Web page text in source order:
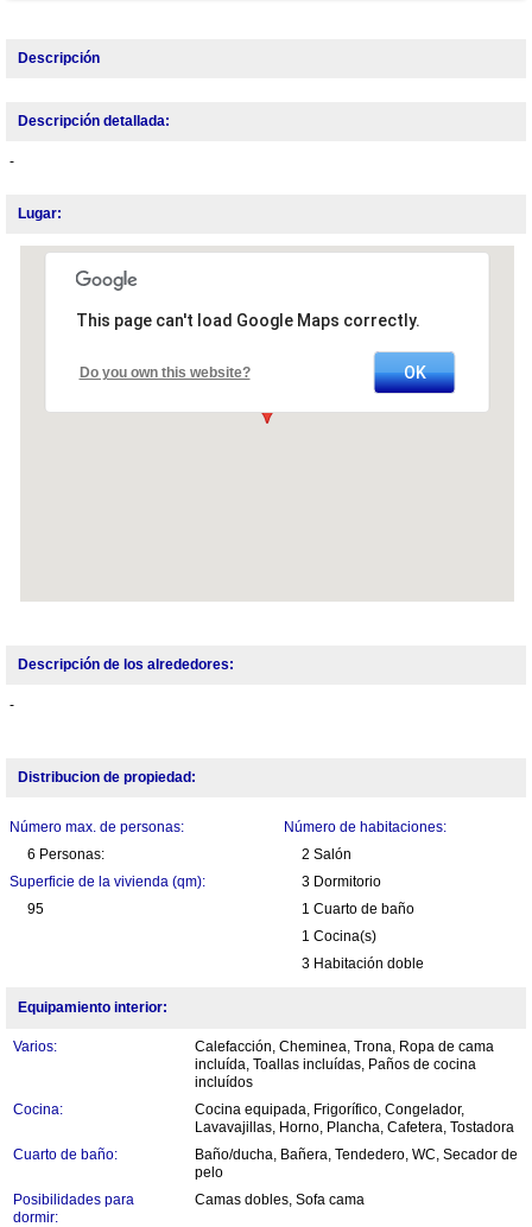
Descripción
Descripción detallada:
-
Lugar:
This page can't load Google Maps correctly.
Do you own this website? OK
Descripción de los alrededores:
-
Distribucion de propiedad:
Número max. de personas:
6 Personas:
Superficie de la vivienda (qm):
95
Número de habitaciones:
2 Salón
3 Dormitorio
1 Cuarto de baño
1 Cocina(s)
3 Habitación doble
Equipamiento interior:
Varios:
Calefacción, Cheminea, Trona, Ropa de cama
incluída, Toallas incluídas, Paños de cocina
incluídos
Cocina:
Cocina equipada, Frigorífico, Congelador,
Lavavajillas, Horno, Plancha, Cafetera, Tostadora
Cuarto de baño:
Baño/ducha, Bañera, Tendedero, WC, Secador de
pelo
Posibilidades para
dormir:
Camas dobles, Sofa cama